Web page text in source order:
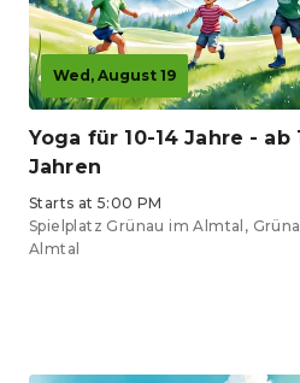
Wed, August 19
Yoga für 10-14 Jahre - ab
Jahren
Starts at 5:00 PM
Spielplatz Grünau im Almtal,
Almtal